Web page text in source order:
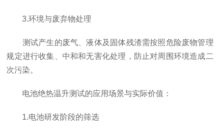
3.环境与废弃物处理
测试产生的废气、液体及固体残渣需按照危险废物管理
规定进行收集、中和和无害化处理，防止对周围环境造成二
次污染。
电池绝热温升测试的应用场景与实际价值：
1.电池研发阶段的筛选